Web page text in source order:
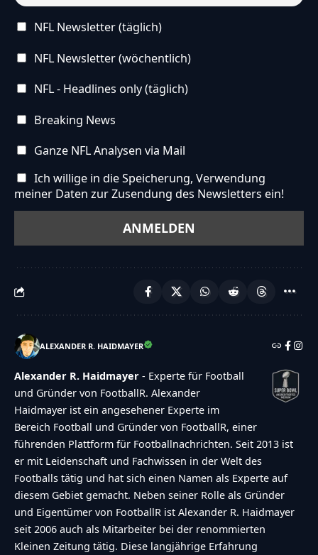
NFL Newsletter (täglich)
NFL Newsletter (wöchentlich)
NFL - Headlines only (täglich)
Breaking News
Ganze NFL Analysen via Mail
Ich willige in die Speicherung, Verwendung
meiner Daten zur Zusendung des Newsletters ein!
ALEXANDER R. HAIDMAYER
Alexander R. Haidmayer - Experte für Football
und Gründer von FootballR. Alexander
Haidmayer ist ein angesehener Experte im
Bereich Football und Gründer von FootballR, einer
führenden Plattform für Footballnachrichten. Seit 2013 ist
er mit Leidenschaft und Fachwissen in der Welt des
Footballs tätig und hat sich einen Namen als Experte auf
diesem Gebiet gemacht. Neben seiner Rolle als Gründer
und Eigentümer von FootballR ist Alexander R. Haidmayer
seit 2006 auch als Mitarbeiter bei der renommierten
Kleinen Zeitung tätig. Diese langjährige Erfahrung